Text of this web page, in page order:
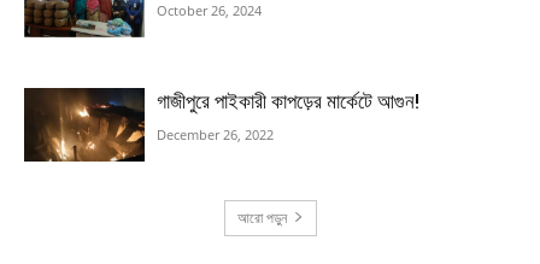
October 26, 2024
গাজীপুরে পাইকারী কাপড়ের মার্কেটে আগুন!
December 26, 2022
আরো পড়ুন